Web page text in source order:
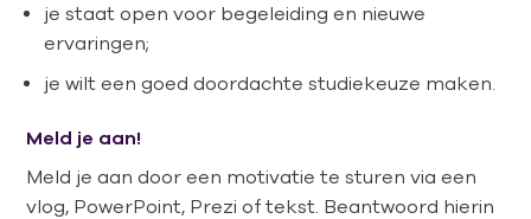
je staat open voor begeleiding en nieuwe
ervaringen;
je wilt een goed doordachte studiekeuze maken.
Meld je aan!
Meld je aan door een motivatie te sturen via een
vlog, PowerPoint, Prezi of tekst. Beantwoord hierin